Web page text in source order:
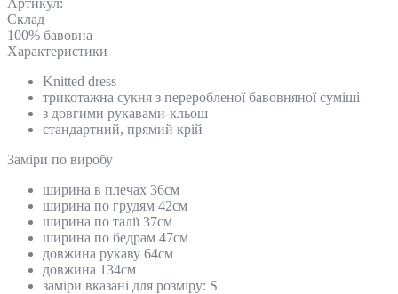
Склад
100% бавовна
Характеристики
Knitted dress
трикотажна сукня з переробленої бавовняної суміші
з довгими рукавами-кльош
стандартний, прямий крій
Замiри по виробу
ширина в плечах 36см
ширина по грудям 42см
ширина по талії 37см
ширина по бедрам 47см
довжина рукаву 64см
довжина 134см
заміри вказані для розміру: S